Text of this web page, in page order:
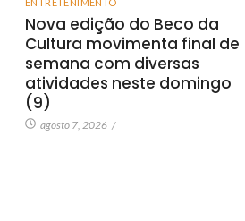
Nova edição do Beco da
Cultura movimenta final de
semana com diversas
atividades neste domingo
(9)
agosto 7, 2026 /